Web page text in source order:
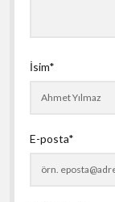
İsim*
E-posta*